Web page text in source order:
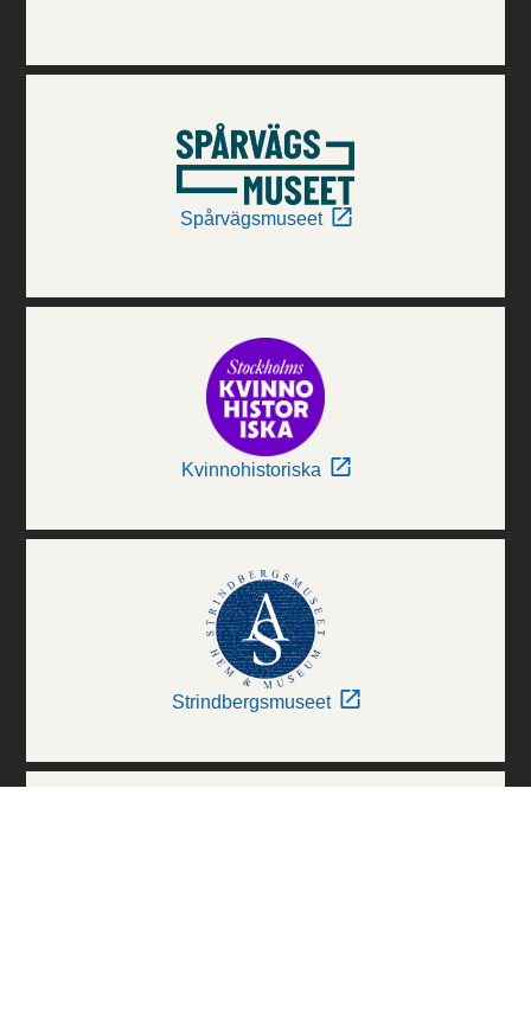
Spårvägsmuseet
Kvinnohistoriska
Strindbergsmuseet